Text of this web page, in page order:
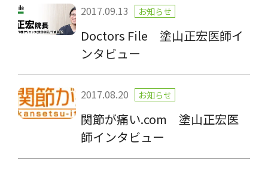
2017.09.13 お知らせ
Doctors File 塗山正宏医師イ
ンタビュー
2017.08.20 お知らせ
関節が痛い.com 塗山正宏医
師インタビュー